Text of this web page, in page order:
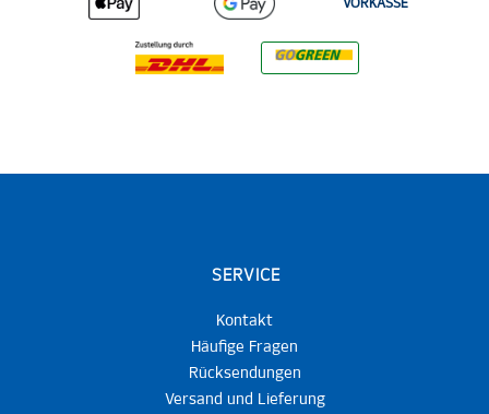
VORKASSE
SERVICE
Kontakt
Häufige Fragen
Rücksendungen
Versand und Lieferung